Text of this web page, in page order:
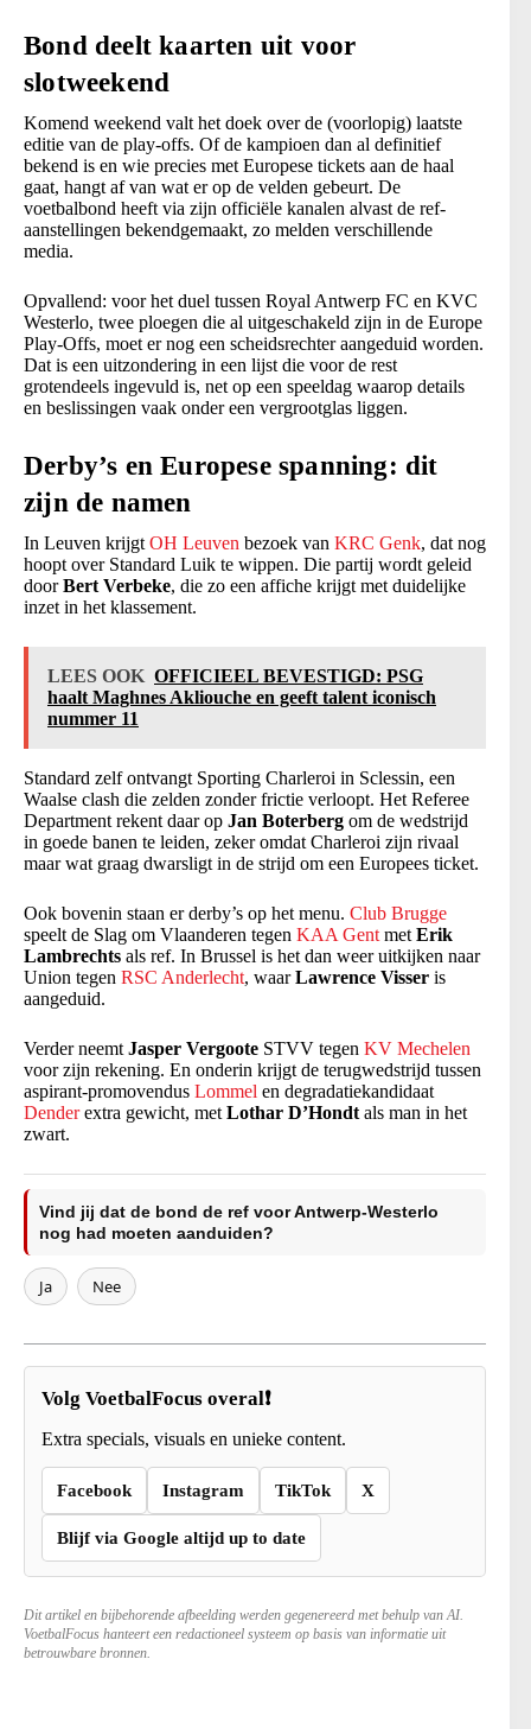
Bond deelt kaarten uit voor
slotweekend
Komend weekend valt het doek over de (voorlopig) laatste
editie van de play-offs. Of de kampioen dan al definitief
bekend is en wie precies met Europese tickets aan de haal
gaat, hangt af van wat er op de velden gebeurt. De
voetbalbond heeft via zijn officiële kanalen alvast de ref-
aanstellingen bekendgemaakt, zo melden verschillende
media.
Opvallend: voor het duel tussen Royal Antwerp FC en KVC
Westerlo, twee ploegen die al uitgeschakeld zijn in de Europe
Play-Offs, moet er nog een scheidsrechter aangeduid worden.
Dat is een uitzondering in een lijst die voor de rest
grotendeels ingevuld is, net op een speeldag waarop details
en beslissingen vaak onder een vergrootglas liggen.
Derby’s en Europese spanning: dit
zijn de namen
In Leuven krijgt OH Leuven bezoek van KRC Genk, dat nog
hoopt over Standard Luik te wippen. Die partij wordt geleid
doorBert Verbeke, die zo een affiche krijgt met duidelijke
inzet in het klassement.
LEES OOK OFFICIEEL BEVESTIGD: PSG
haalt Maghnes Akliouche en geeft talent iconisch
nummer 11
Standard zelf ontvangt Sporting Charleroi in Sclessin, een
Waalse clash die zelden zonder frictie verloopt. Het Referee
Department rekent daar op Jan Boterberg om de wedstrijd
in goede banen te leiden, zeker omdat Charleroi zijn rivaal
maar wat graag dwarsligt in de strijd om een Europees ticket.
Ook bovenin staan er derby’s op het menu. Club Brugge
speelt de Slag om Vlaanderen tegen KAA Gent met Erik
Lambrechts als ref. In Brussel is het dan weer uitkijken naar
Union tegen RSC Anderlecht, waarLawrence Visser is
aangeduid.
Verder neemt Jasper Vergoote STVV tegen KV Mechelen
voor zijn rekening. En onderin krijgt de terugwedstrijd tussen
aspirant-promovendus Lommel en degradatiekandidaat
Denderextra gewicht, met Lothar D’Hondt als man in het
zwart.
Vind jij dat de bond de ref voor Antwerp-Westerlo
nog had moeten aanduiden?
Ja Nee
Volg VoetbalFocus overal❗
Extra specials, visuals en unieke content.
Facebook Instagram TikTok X
Blijf via Google altijd up to date
Dit artikel en bijbehorende afbeelding werden gegenereerd met behulp van AI.
VoetbalFocus hanteert een redactioneel systeem op basis van informatie uit
betrouwbare bronnen.